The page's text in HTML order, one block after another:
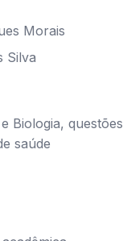
Morais
Silva
Biologia, questões
saúde